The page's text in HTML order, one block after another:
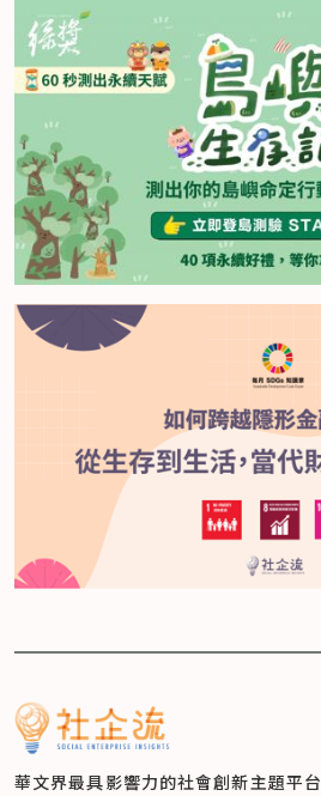
華文界最具影響力的社會創新主題平台